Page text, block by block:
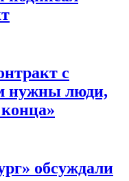
с
нужны люди,
обсуждали